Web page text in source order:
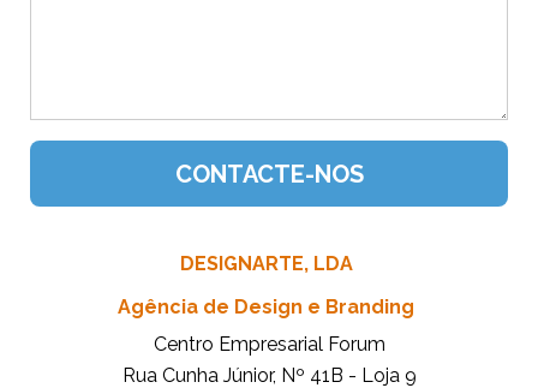
DESIGNARTE, LDA
Agência de Design e Branding
Centro Empresarial Forum
Rua Cunha Júnior, Nº 41B - Loja 9